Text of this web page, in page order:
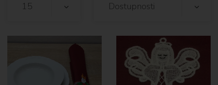
15
Dostupnosti